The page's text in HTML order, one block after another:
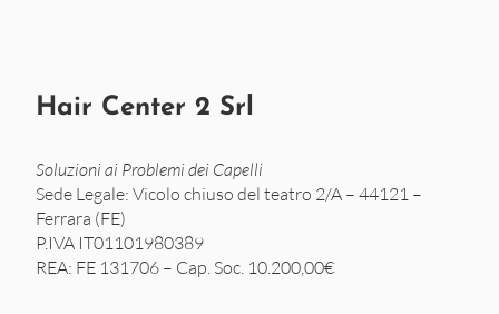
Hair Center 2 Srl
Soluzioni ai Problemi dei Capelli
Sede Legale: Vicolo chiuso del teatro 2/A – 44121 –
Ferrara (FE)
P.IVA IT01101980389
REA: FE 131706 – Cap. Soc. 10.200,00€